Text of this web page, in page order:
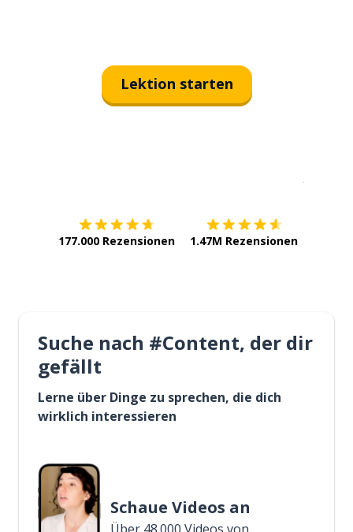
Lektion starten
177.000 Rezensionen 1.47M Rezensionen
Suche nach #Content, der dir
gefällt
Lerne über Dinge zu sprechen, die dich
wirklich interessieren
Schaue Videos an